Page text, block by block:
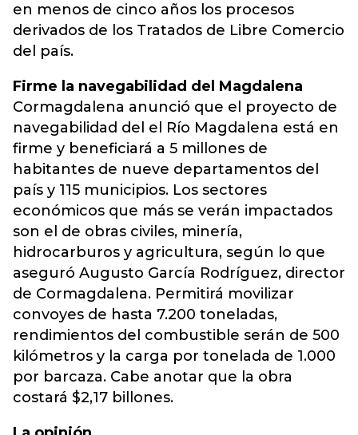
en menos de cinco años los procesos
derivados de los Tratados de Libre Comercio
del país.
Firme la navegabilidad del Magdalena
Cormagdalena anunció que el proyecto de
navegabilidad del el Río Magdalena está en
firme y beneficiará a 5 millones de
habitantes de nueve departamentos del
país y 115 municipios. Los sectores
económicos que más se verán impactados
son el de obras civiles, minería,
hidrocarburos y agricultura, según lo que
aseguró Augusto García Rodríguez, director
de Cormagdalena. Permitirá movilizar
convoyes de hasta 7.200 toneladas,
rendimientos del combustible serán de 500
kilómetros y la carga por tonelada de 1.000
por barcaza. Cabe anotar que la obra
costará $2,17 billones.